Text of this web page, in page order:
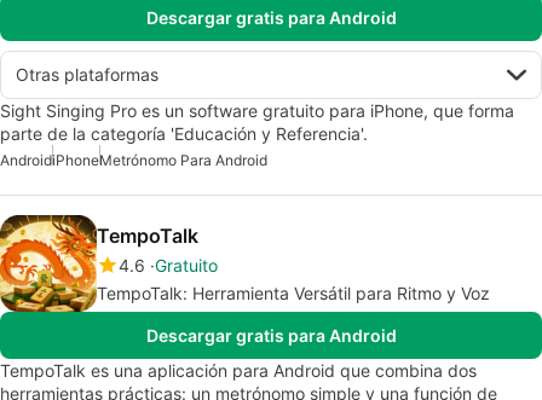
Descargar gratis para Android
Otras plataformas
Sight Singing Pro es un software gratuito para iPhone, que forma
parte de la categoría 'Educación y Referencia'.
AndroidiPhoneMetrónomo Para Android
TempoTalk
4.6 Gratuito
TempoTalk: Herramienta Versátil para Ritmo y Voz
Descargar gratis para Android
TempoTalk es una aplicación para Android que combina dos
herramientas prácticas: un metrónomo simple y una función de